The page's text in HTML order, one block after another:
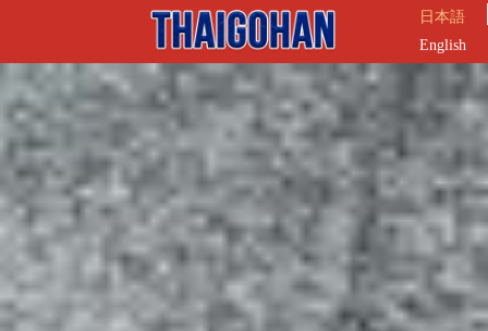
English
日本語